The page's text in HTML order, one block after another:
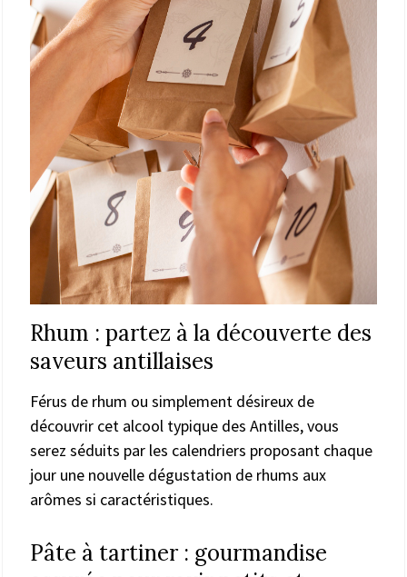
Rhum : partez à la découverte des
saveurs antillaises
Férus de rhum ou simplement désireux de
découvrir cet alcool typique des Antilles, vous
serez séduits par les calendriers proposant chaque
jour une nouvelle dégustation de rhums aux
arômes si caractéristiques.
Pâte à tartiner : gourmandise